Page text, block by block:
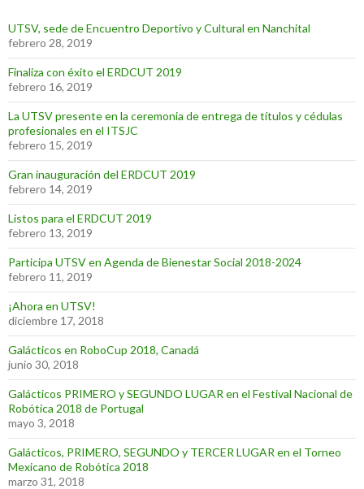
UTSV, sede de Encuentro Deportivo y Cultural en Nanchital
febrero 28, 2019
Finaliza con éxito el ERDCUT 2019
febrero 16, 2019
La UTSV presente en la ceremonia de entrega de títulos y cédulas
profesionales en el ITSJC
febrero 15, 2019
Gran inauguración del ERDCUT 2019
febrero 14, 2019
Listos para el ERDCUT 2019
febrero 13, 2019
Participa UTSV en Agenda de Bienestar Social 2018-2024
febrero 11, 2019
¡Ahora en UTSV!
diciembre 17, 2018
Galácticos en RoboCup 2018, Canadá
junio 30, 2018
Galácticos PRIMERO y SEGUNDO LUGAR en el Festival Nacional de
Robótica 2018 de Portugal
mayo 3, 2018
Galácticos, PRIMERO, SEGUNDO y TERCER LUGAR en el Torneo
Mexicano de Robótica 2018
marzo 31, 2018